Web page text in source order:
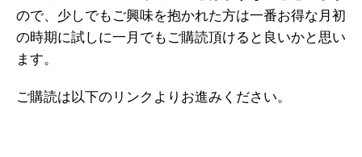
ので、少しでもご興味を抱かれた方は一番お得な月初
の時期に試しに一月でもご購読頂けると良いかと思い
ます。
ご購読は以下のリンクよりお進みください。